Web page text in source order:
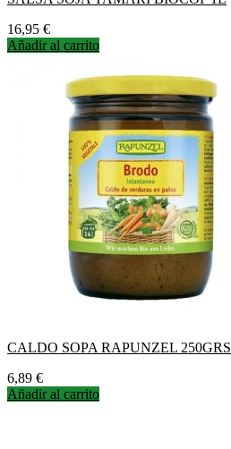
Precio
16,95 €
Añadir al carrito
CALDO SOPA RAPUNZEL 250GRS
Precio
6,89 €
Añadir al carrito